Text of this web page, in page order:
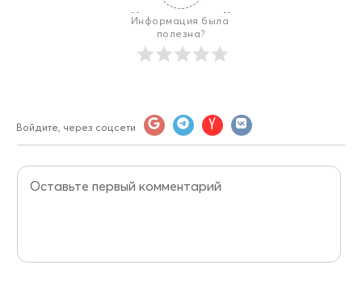
Информация была
полезна?
Войдите, через соцсети